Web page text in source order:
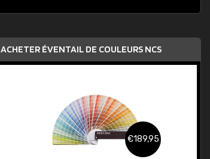
ACHETER ÉVENTAIL DE COULEURS NCS
€189,95